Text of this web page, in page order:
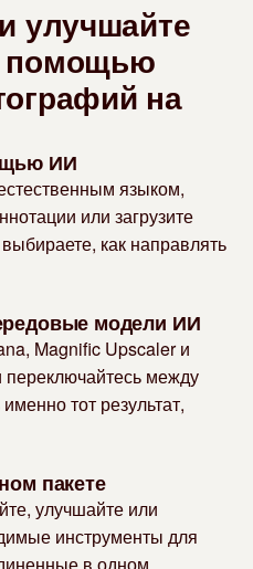
улучшайте
помощью
на
ИИ
языком,
или загрузите
как направлять
модели ИИ
Magnific Upscaler и
переключайтесь между
тот результат,
пакете
улучшайте или
инструменты для